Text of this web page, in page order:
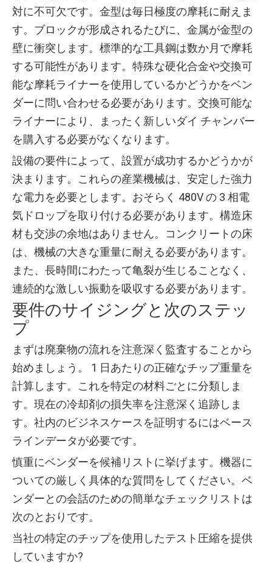
対に不可欠です。金型は毎日極度の摩耗に耐えま
す。ブロックが形成されるたびに、金属が金型の
壁に衝突します。標準的な工具鋼は数か月で摩耗
する可能性があります。特殊な硬化合金や交換可
能な摩耗ライナーを使用しているかどうかをベン
ダーに問い合わせる必要があります。交換可能な
ライナーにより、まったく新しいダイ チャンバー
を購入する必要がなくなります。
設備の要件によって、設置が成功するかどうかが
決まります。これらの産業機械は、安定した強力
な電力を必要とします。おそらく 480V の 3 相電
気ドロップを取り付ける必要があります。構造床
材も交渉の余地はありません。コンクリートの床
は、機械の大きな重量に耐える必要があります。
また、長時間にわたって亀裂が生じることなく、
連続的な激しい振動を吸収する必要があります。
要件のサイジングと次のステッ
プ
まずは廃棄物の流れを注意深く監査することから
始めましょう。 1 日あたりの正確なチップ重量を
計算します。これを特定の材料ごとに分類しま
す。現在の冷却剤の損失率を注意深く追跡しま
す。社内のビジネスケースを証明するにはベース
ラインデータが必要です。
慎重にベンダーを候補リストに挙げます。機器に
ついての厳しく具体的な質問をしてください。ベ
ンダーとの会話のための簡単なチェックリストは
次のとおりです。
当社の特定のチップを使用したテスト圧縮を提供
していますか?